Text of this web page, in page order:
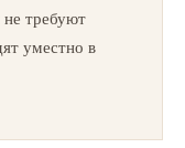
не требуют
уместно в